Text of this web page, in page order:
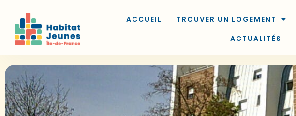
ACCUEIL TROUVER UN LOGEMENT
ACTUALITÉS